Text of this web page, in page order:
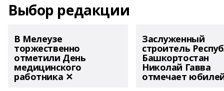
Выбор редакции
В Мелеузе
торжественно
отметили День
медицинского
работника ✕
Заслуженный
строитель
Башкортостан
Николай Гавва
отмечает